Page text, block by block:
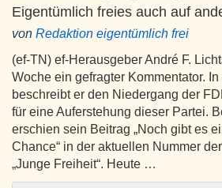
Eigentümlich freies auch auf
von Redaktion eigentümlich frei
(ef-TN) ef-Herausgeber André F.
Woche ein gefragter Kommentator.
beschreibt er den Niedergang der
für eine Auferstehung dieser Partei.
erschien sein Beitrag „Noch gibt es
Chance“ in der aktuellen Nummer
„Junge Freiheit“. Heute …